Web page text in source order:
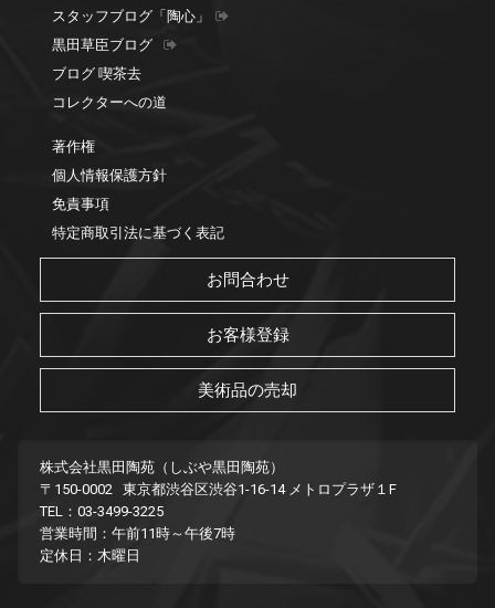
スタッフブログ「陶心」
黒田草臣ブログ
ブログ 喫茶去
コレクターへの道
著作権
個人情報保護方針
免責事項
特定商取引法に基づく表記
お問合わせ
お客様登録
美術品の売却
株式会社黒田陶苑（しぶや黒田陶苑）
〒150-0002 東京都渋谷区渋谷1-16-14 メトロプラザ１F
TEL：03-3499-3225
営業時間：午前11時～午後7時
定休日：木曜日